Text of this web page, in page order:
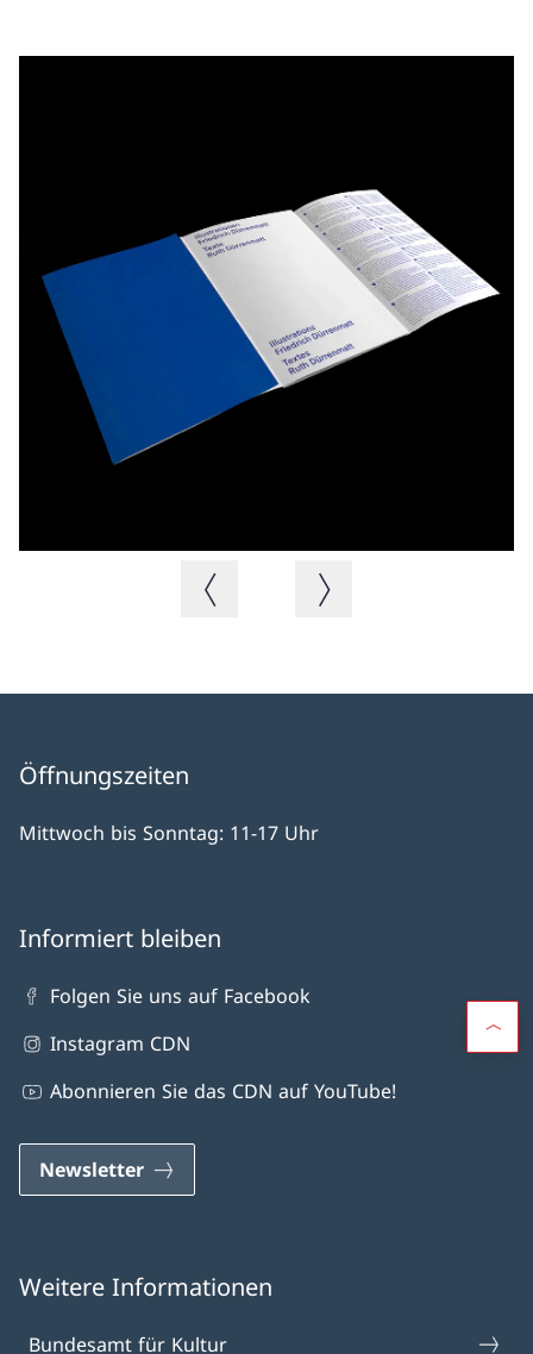
Vorheriges BildNächstes Bild
Öffnungszeiten
Mittwoch bis Sonntag: 11-17 Uhr
Informiert bleiben
Folgen Sie uns auf Facebook
Instagram CDN
Abonnieren Sie das CDN auf YouTube!
Newsletter
Weitere Informationen
Bundesamt für Kultur